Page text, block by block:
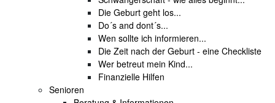
Die Geburt geht los...
Do´s and dont´s...
Wen sollte ich informieren...
Die Zeit nach der Geburt - eine Checkliste
Wer betreut mein Kind...
Finanzielle Hilfen
Senioren